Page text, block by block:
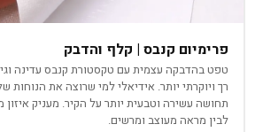
פרימיום קנבס | קלף והדבק
טפט בהדבקה עצמית עם טקסטורת קנבס עדינה
רך ויוקרתי יותר. אידיאלי למי שרוצה את
תחושה עשירה וטבעית יותר על הקיר. מעניק איזון
לבין מראה מעוצב ומרשים.